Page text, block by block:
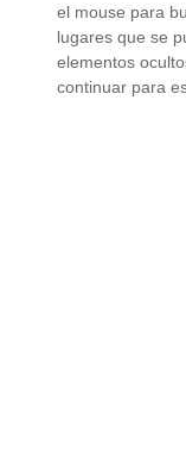
el mouse para
lugares que se
elementos
continuar para